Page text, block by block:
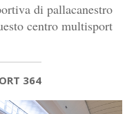
di pallacanestro
centro multisport
364